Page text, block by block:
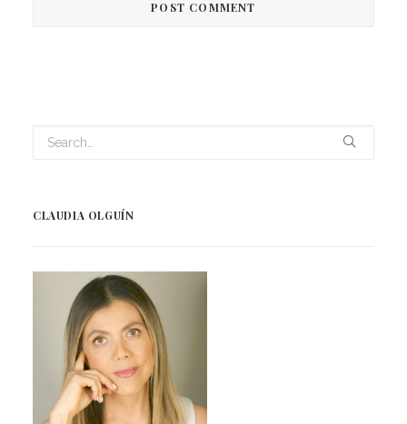
CLAUDIA OLGUÍN